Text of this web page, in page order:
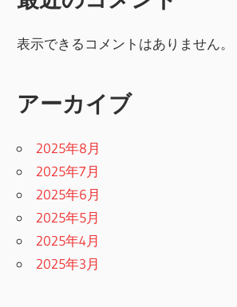
表示できるコメントはありません。
アーカイブ
2025年8月
2025年7月
2025年6月
2025年5月
2025年4月
2025年3月